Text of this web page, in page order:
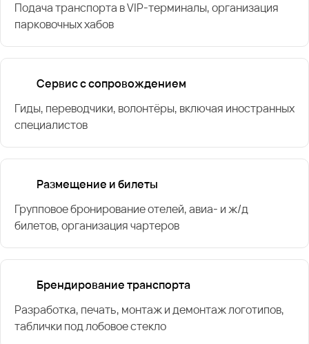
Подача транспорта в VIP-терминалы, организация
парковочных хабов
Сервис с сопровождением
Гиды, переводчики, волонтёры, включая иностранных
специалистов
Размещение и билеты
Групповое бронирование отелей, авиа- и ж/д
билетов, организация чартеров
Брендирование транспорта
Разработка, печать, монтаж и демонтаж логотипов,
таблички под лобовое стекло